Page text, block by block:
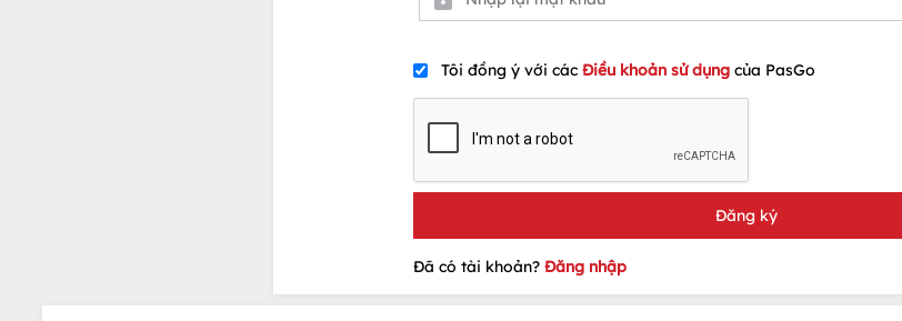
Tôi đồng ý với các Điều khoản sử dụng của PasGo
Đã có tài khoản? Đăng nhập